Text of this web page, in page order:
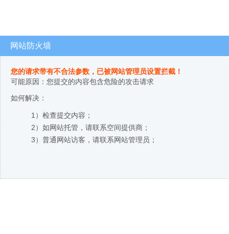
网站防火墙
您的请求带有不合法参数，已被网站管理员设置拦截！
可能原因：您提交的内容包含危险的攻击请求
如何解决：
1）检查提交内容；
2）如网站托管，请联系空间提供商；
3）普通网站访客，请联系网站管理员；